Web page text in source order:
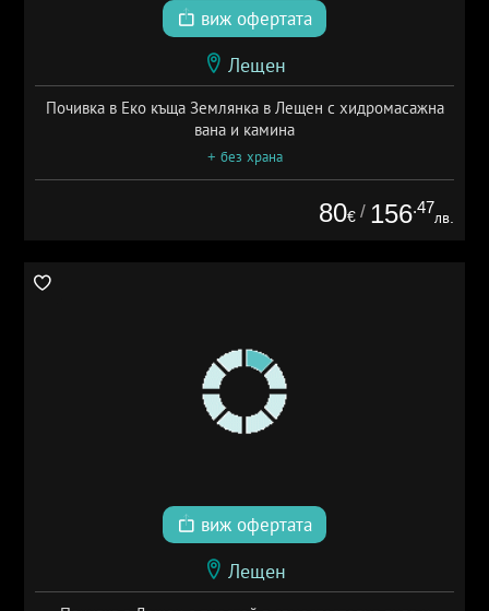
виж офертата
Лещен
Почивка в Еко къща Землянка в Лещен с хидромасажна
вана и камина
+ без храна
80€ / 156.47
лв.
виж офертата
Лещен